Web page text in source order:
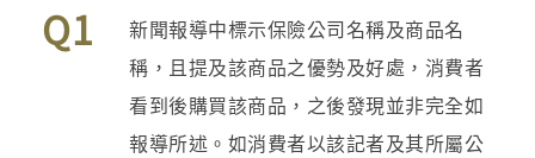
Q1
新聞報導中標示保險公司名稱及商品名
稱，且提及該商品之優勢及好處，消費者
看到後購買該商品，之後發現並非完全如
報導所述。如消費者以該記者及其所屬公